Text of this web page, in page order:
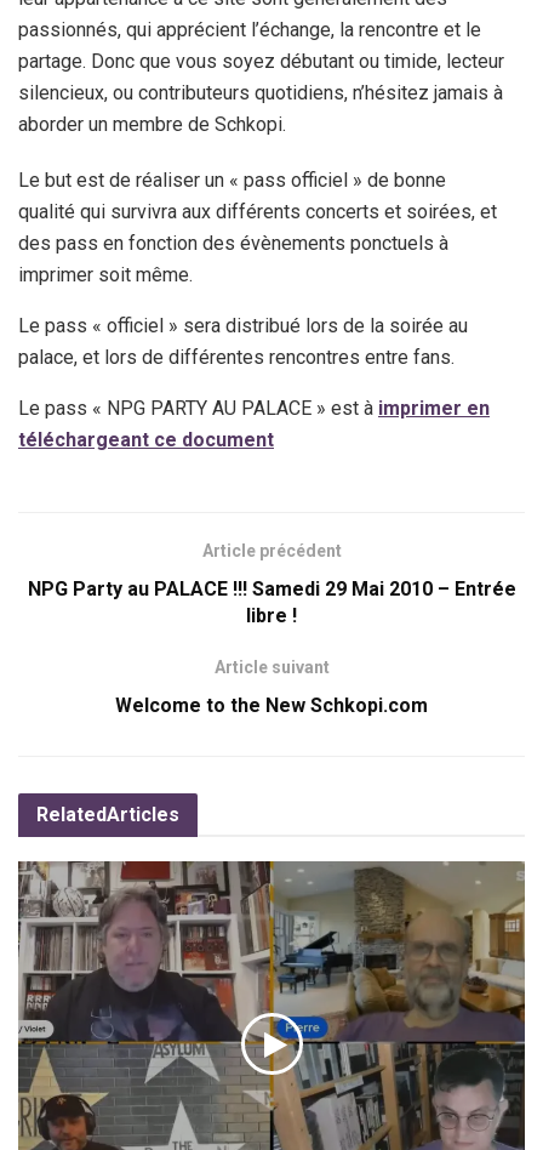
passionnés, qui apprécient l’échange, la rencontre et le
partage. Donc que vous soyez débutant ou timide, lecteur
silencieux, ou contributeurs quotidiens, n’hésitez jamais à
aborder un membre de Schkopi.
Le but est de réaliser un « pass officiel » de bonne
qualité qui survivra aux différents concerts et soirées, et
des pass en fonction des évènements ponctuels à
imprimer soit même.
Le pass « officiel » sera distribué lors de la soirée au
palace, et lors de différentes rencontres entre fans.
Le pass « NPG PARTY AU PALACE » est à imprimer en
téléchargeant ce document
Article précédent
NPG Party au PALACE !!! Samedi 29 Mai 2010 – Entrée
libre !
Article suivant
Welcome to the New Schkopi.com
RelatedArticles